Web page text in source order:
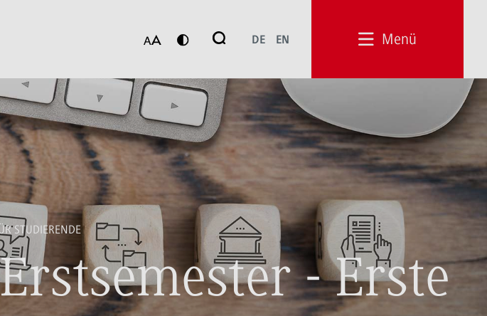
Suche
DE EN Menü
STUDIERENDE
- Erste